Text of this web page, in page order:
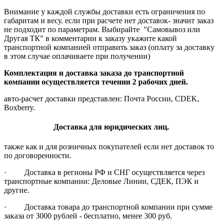
Внимание у каждой службы доставки есть ограничения по
габаритам и весу. если при расчете нет доставок- значит заказ
не подходит по параметрам. Выбирайте "Самовывоз или
Другая ТК" в комментарии к заказу укажите какой
транспортной компанией отправить заказ (оплату за доставку
в этом случае оплачиваете при получении)
Комплектация и доставка заказа до транспортной
компании осуществляется течении 2 рабочих дней.
авто-расчет доставки представлен: Почта России, CDEK,
Boxberry.
Доставка для юридических лиц.
также как и для розничных покупателей если нет доставок то
по договоренности.
· Доставка в регионы РФ и СНГ осуществляется через
транспортные компании: Деловые Линии, СДЕК, ПЭК и
другие.
· Доставка товара до транспортной компании при сумме
заказа от 3000 рублей - бесплатно, менее 300 руб.